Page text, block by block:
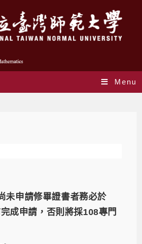
Menu
未申請修畢證書者務必於
成申請，否則將採108專門